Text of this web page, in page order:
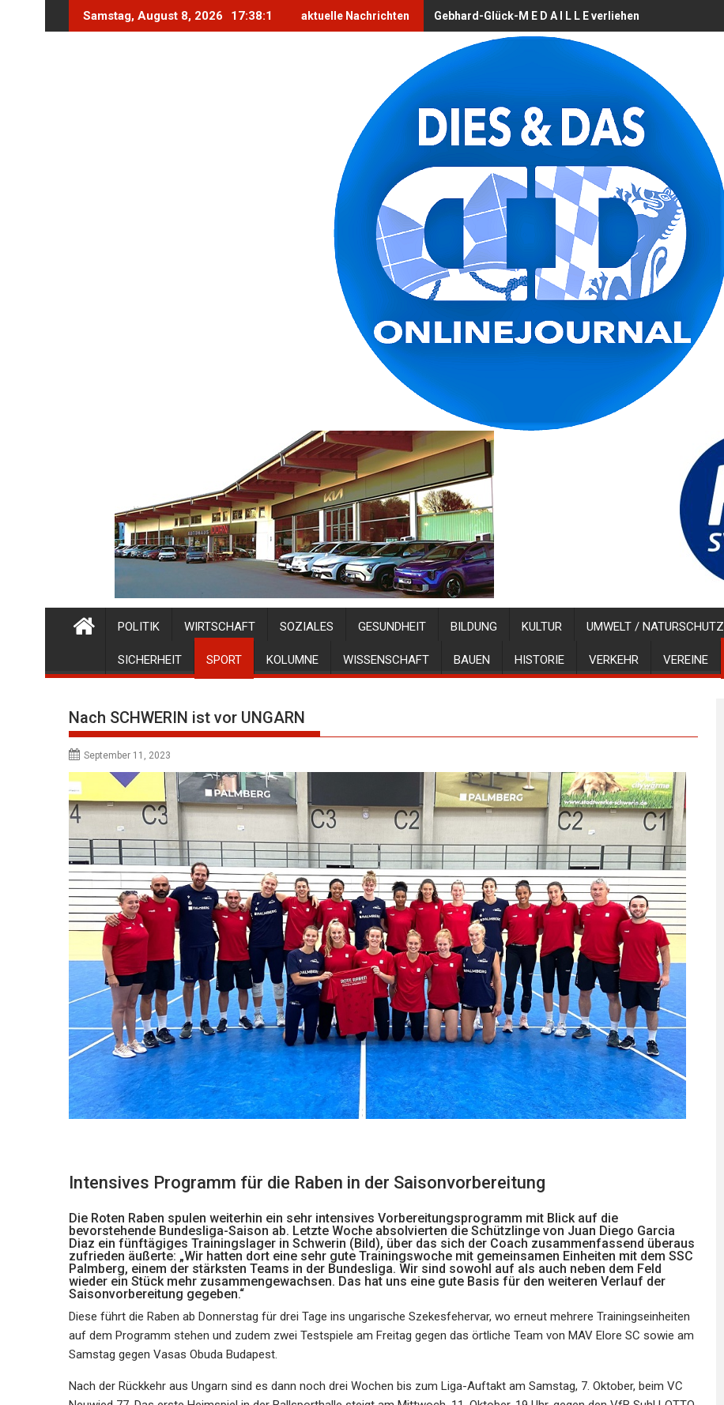
Samstag, August 8, 2026 17:38:3 aktuelle Nachrichten Gebhard-Glück-M E D A I L L E verliehen
POLITIK WIRTSCHAFT SOZIALES GESUNDHEIT BILDUNG KULTUR UMWELT / NATURSCHUTZ
SICHERHEIT SPORT KOLUMNE WISSENSCHAFT BAUEN HISTORIE VERKEHR VEREINE
Nach SCHWERIN ist vor UNGARN
September 11, 2023
Intensives Programm für die Raben in der Saisonvorbereitung
Die Roten Raben spulen weiterhin ein sehr intensives Vorbereitungsprogramm mit Blick auf die
bevorstehende Bundesliga-Saison ab. Letzte Woche absolvierten die Schützlinge von Juan Diego Garcia
Diaz ein fünftägiges Trainingslager in Schwerin (Bild), über das sich der Coach zusammenfassend überaus
zufrieden äußerte: „Wir hatten dort eine sehr gute Trainingswoche mit gemeinsamen Einheiten mit dem SSC
Palmberg, einem der stärksten Teams in der Bundesliga. Wir sind sowohl auf als auch neben dem Feld
wieder ein Stück mehr zusammengewachsen. Das hat uns eine gute Basis für den weiteren Verlauf der
Saisonvorbereitung gegeben.“
Diese führt die Raben ab Donnerstag für drei Tage ins ungarische Szekesfehervar, wo erneut mehrere Trainingseinheiten
auf dem Programm stehen und zudem zwei Testspiele am Freitag gegen das örtliche Team von MAV Elore SC sowie am
Samstag gegen Vasas Obuda Budapest.
Nach der Rückkehr aus Ungarn sind es dann noch drei Wochen bis zum Liga-Auftakt am Samstag, 7. Oktober, beim VC